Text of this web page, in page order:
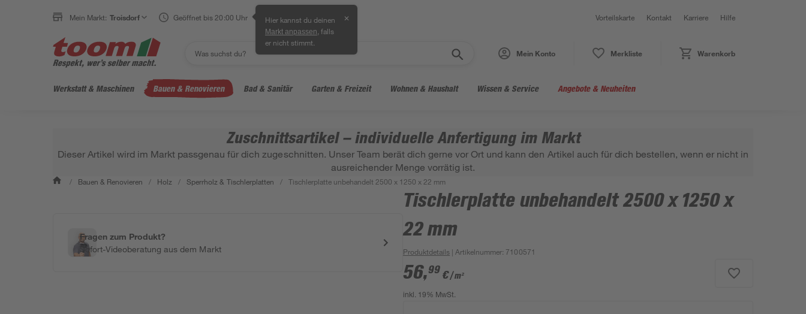
Mein Markt: Troisdorf Geöffnet bis 20:00 Uhr Hier kannst du deinen
Markt anpassen , falls
er nicht stimmt.
✕ Vorteilskarte Kontakt Karriere Hilfe
Mein Konto Merkliste Warenkorb
Werkstatt & Maschinen Bauen & Renovieren Bad & Sanitär Garten & Freizeit Wohnen & Haushalt Wissen & Service Angebote & Neuheiten
Zuschnittsartikel – individuelle Anfertigung im Markt
Dieser Artikel wird im Markt passgenau für dich zugeschnitten. Unser Team berät dich gerne vor Ort und kann den Artikel auch für dich bestellen, wenn er nicht in
ausreichender Menge vorrätig ist.
/ Bauen & Renovieren / Holz / Sperrholz & Tischlerplatten / Tischlerplatte unbehandelt 2500 x 1250 x 22 mm
Fragen zum Produkt?
Sofort-Videoberatung aus dem Markt
Tischlerplatte unbehandelt 2500 x 1250 x
22 mm
Produktdetails | Artikelnummer: 7100571
56,99 €/ m²
inkl. 19% MwSt.